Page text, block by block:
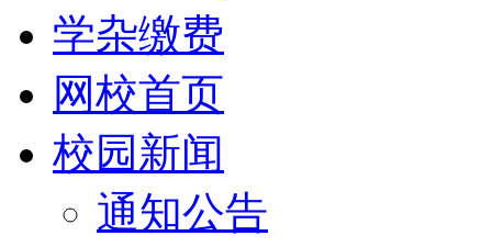
学杂缴费
网校首页
校园新闻
通知公告